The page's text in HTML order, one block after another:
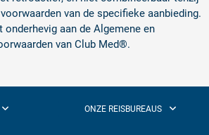
van de specifieke aanbieding.
aan de Algemene en
van Club Med®.